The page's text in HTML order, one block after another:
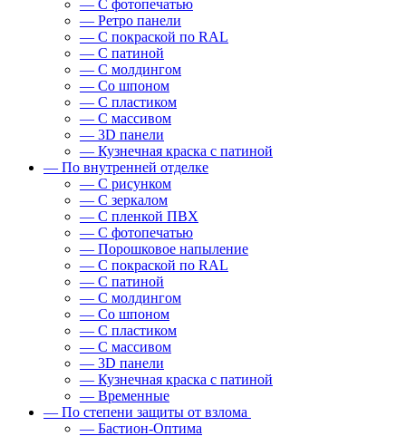
— С фотопечатью
— Ретро панели
— С покраской по RAL
— С патиной
— С молдингом
— Со шпоном
— С пластиком
— С массивом
— 3D панели
— Кузнечная краска с патиной
— По внутренней отделке
— С рисунком
— С зеркалом
— С пленкой ПВХ
— С фотопечатью
— Порошковое напыление
— С покраской по RAL
— С патиной
— С молдингом
— Со шпоном
— С пластиком
— С массивом
— 3D панели
— Кузнечная краска с патиной
— Временные
— По степени защиты от взлома
— Бастион-Оптима